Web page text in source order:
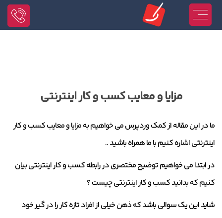
مزایا و معایب کسب و کار اینترنتی
ما در این مقاله از کمک وردپرس می خواهیم به مزایا و معایب کسب و کار
اینترنتی اشاره کنیم با ما همراه باشید ..
در ابتدا می خواهیم توضیح مختصری در رابطه کسب و کار اینترنتی بیان
کنیم که بدانید کسب و کار اینترنتی چیست ؟
شاید این یک سوالی باشد که ذهن خیلی از افراد تازه کار را در گیر خود